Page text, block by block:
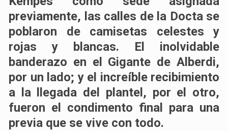
previamente, las calles de la Docta se
poblaron de camisetas celestes y
rojas y blancas. El inolvidable
banderazo en el Gigante de Alberdi,
por un lado; y el increíble recibimiento
a la llegada del plantel , por el otro,
fueron el condimento final para una
previa que se vive con todo.